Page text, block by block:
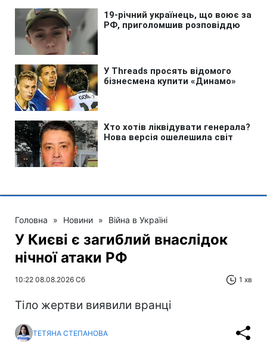
Головна » Новини » Війна в Україні
У Києві є загиблий внаслідок
нічної атаки РФ
10:22 08.08.2026 Сб 1 хв
Тіло жертви виявили вранці
ТЕТЯНА СТЕПАНОВА